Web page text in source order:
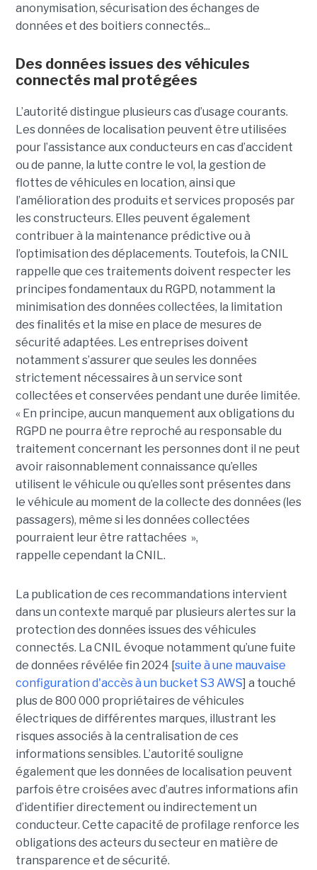
anonymisation, sécurisation des échanges de
données et des boitiers connectés...
Des données issues des véhicules
connectés mal protégées
L’autorité distingue plusieurs cas d’usage courants.
Les données de localisation peuvent être utilisées
pour l’assistance aux conducteurs en cas d’accident
ou de panne, la lutte contre le vol, la gestion de
flottes de véhicules en location, ainsi que
l’amélioration des produits et services proposés par
les constructeurs. Elles peuvent également
contribuer à la maintenance prédictive ou à
l’optimisation des déplacements. Toutefois, la CNIL
rappelle que ces traitements doivent respecter les
principes fondamentaux du RGPD, notamment la
minimisation des données collectées, la limitation
des finalités et la mise en place de mesures de
sécurité adaptées. Les entreprises doivent
notamment s’assurer que seules les données
strictement nécessaires à un service sont
collectées et conservées pendant une durée limitée.
« En principe, aucun manquement aux obligations du
RGPD ne pourra être reproché au responsable du
traitement concernant les personnes dont il ne peut
avoir raisonnablement connaissance qu’elles
utilisent le véhicule ou qu’elles sont présentes dans
le véhicule au moment de la collecte des données (les
passagers), même si les données collectées
pourraient leur être rattachées »,
rappelle cependant la CNIL.
La publication de ces recommandations intervient
dans un contexte marqué par plusieurs alertes sur la
protection des données issues des véhicules
connectés. La CNIL évoque notamment qu’une fuite
de données révélée fin 2024 [suite à une mauvaise
configuration d'accès à un bucket S3 AWS] a touché
plus de 800 000 propriétaires de véhicules
électriques de différentes marques, illustrant les
risques associés à la centralisation de ces
informations sensibles. L’autorité souligne
également que les données de localisation peuvent
parfois être croisées avec d’autres informations afin
d’identifier directement ou indirectement un
conducteur. Cette capacité de profilage renforce les
obligations des acteurs du secteur en matière de
transparence et de sécurité.